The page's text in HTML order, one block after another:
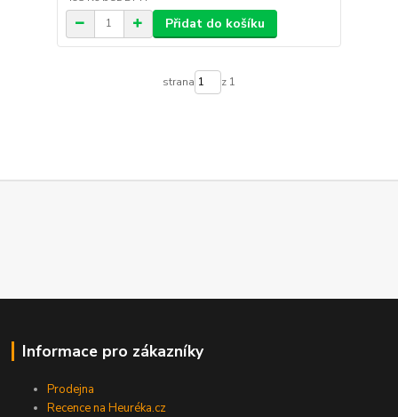
Přidat do košíku
strana z 1
Informace pro zákazníky
Prodejna
Recence na Heuréka.cz